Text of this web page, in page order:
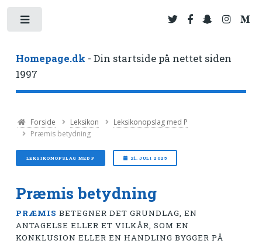
Homepage.dk - Din startside på nettet siden
1997
Forside Leksikon
Leksikonopslag med P
Præmis betydning
LEKSIKONOPSLAG MED P 21. JULI 2025
Præmis betydning
PRÆMIS BETEGNER DET GRUNDLAG, EN
ANTAGELSE ELLER ET VILKÅR, SOM EN
KONKLUSION ELLER EN HANDLING BYGGER PÅ